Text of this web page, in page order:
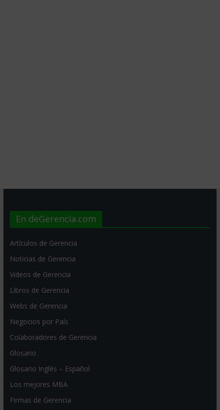
En deGerencia.com
Artículos de Gerencia
Noticias de Gerencia
Videos de Gerencia
Libros de Gerencia
Webs de Gerencia
Negocios por País
Colaboradores de Gerencia
Glosario
Glosario Inglés – Español
Los mejores MBA
Firmas de Gerencia